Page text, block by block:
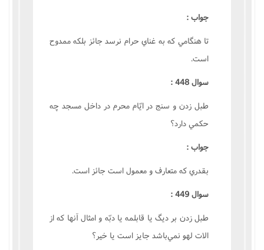
جواب :
تا هنگامي که به غناي حرام نرسد جائز بلکه ممدوح
است.
سوال 448 :
طبل زدن و سنج در ايّام محرم در داخل مسجد چه
حکمي دارد؟
جواب :
بقدري که متعارف و معمول است جائز است.
سوال 449 :
طبل زدن بر ديگ يا قابلمه يا دبّه و امثال آنها که از
الات لهو نمي‌باشد جايز است يا خير؟